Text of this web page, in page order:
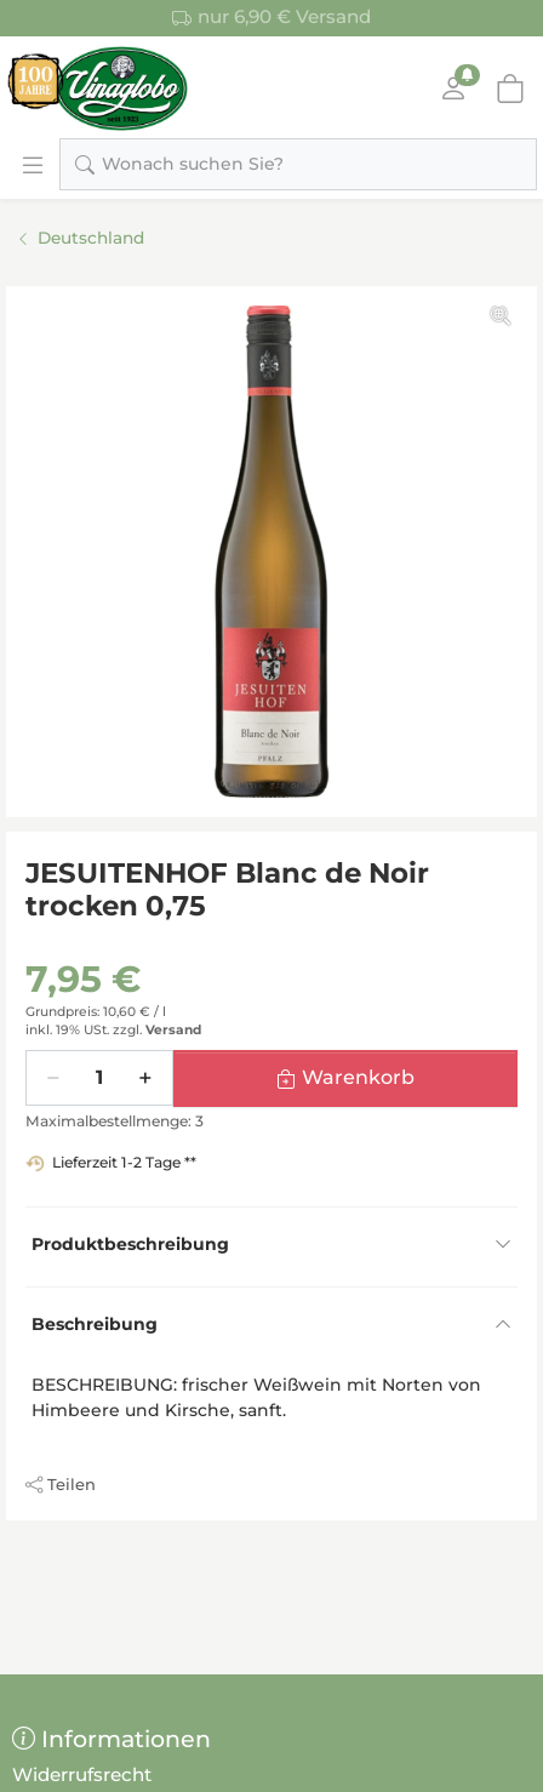
nur 6,90 € Versand
Wonach suchen Sie?
Deutschland
JESUITENHOF Blanc de Noir
trocken 0,75
7,95 €
Grundpreis: 10,60 € / l
inkl. 19% USt. zzgl. Versand
Warenkorb
Maximalbestellmenge: 3
Lieferzeit 1-2 Tage **
Produktbeschreibung
Beschreibung
BESCHREIBUNG: frischer Weißwein mit Norten von
Himbeere und Kirsche, sanft.
Teilen
Informationen
Widerrufsrecht